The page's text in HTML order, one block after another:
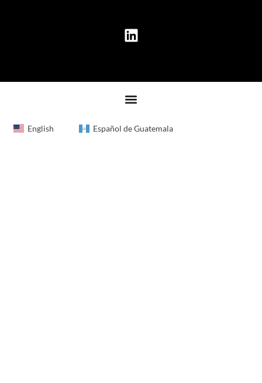
English Español de Guatemala